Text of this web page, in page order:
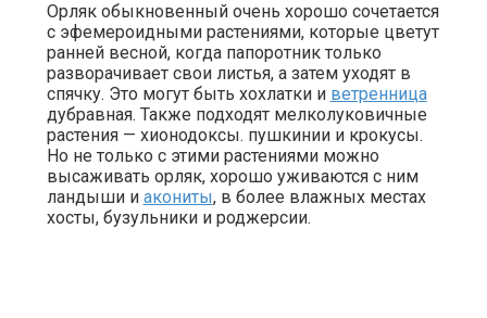
Орляк обыкновенный очень хорошо сочетается
с эфемероидными растениями, которые цветут
ранней весной, когда папоротник только
разворачивает свои листья, а затем уходят в
спячку. Это могут быть хохлатки и ветренница
дубравная. Также подходят мелколуковичные
растения — хионодоксы. пушкинии и крокусы.
Но не только с этими растениями можно
высаживать орляк, хорошо уживаются с ним
ландыши и акониты, в более влажных местах
хосты, бузульники и роджерсии.